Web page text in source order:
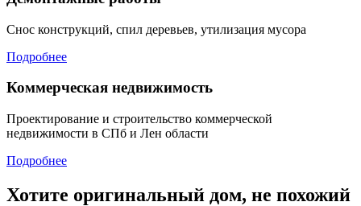
Снос конструкций, спил деревьев, утилизация мусора
Подробнее
Коммерческая недвижимость
Проектирование и строительство коммерческой
недвижимости в СПб и Лен области
Подробнее
Хотите оригинальный дом, не похожий